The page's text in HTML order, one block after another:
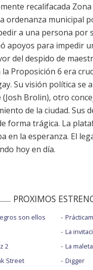
recalifacada
ordenanza municipal
a una persona por
apoyos para impedir
del despido de
Proposición 6 era
Su visión política se
(Josh Brolin), otro
de la ciudad. Sus
forma trágica. La
en la esperanza. El
hoy en día.
PROXIMOS
son ellos
2
Street
La
La maleta
Digger